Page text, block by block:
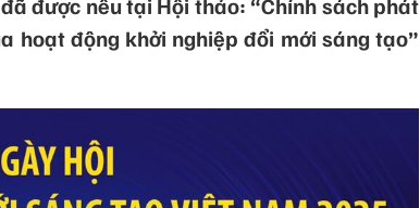
hoạt động khởi nghiệp đổi mới sáng tạo”